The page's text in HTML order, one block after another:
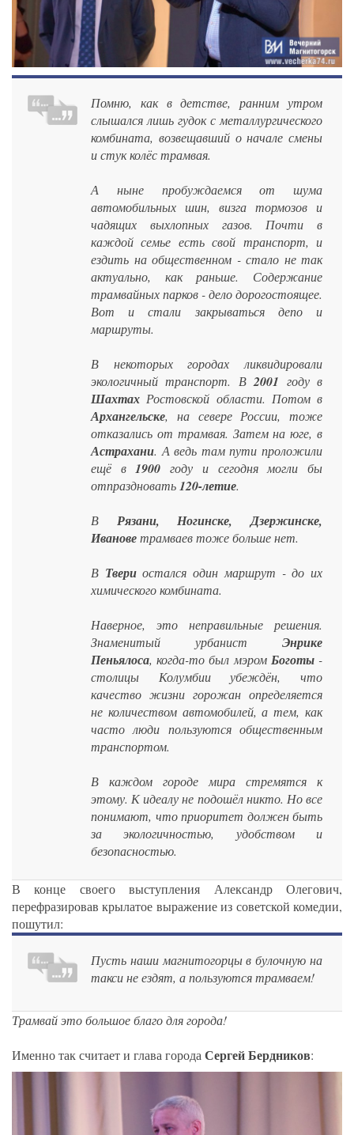
Помню, как в детстве, ранним утром
слышался лишь гудок с металлургического
комбината, возвещавший о начале смены
и стук колёс трамвая.
А ныне пробуждаемся от шума
автомобильных шин, визга тормозов и
чадящих выхлопных газов. Почти в
каждой семье есть свой транспорт, и
ездить на общественном - стало не так
актуально, как раньше. Содержание
трамвайных парков - дело дорогостоящее.
Вот и стали закрываться депо и
маршруты.
В некоторых городах ликвидировали
экологичный транспорт. В2001 году в
Шахтах Ростовской области. Потом в
Архангельске, на севере России, тоже
отказались от трамвая. Затем на юге, в
Астрахани. А ведь там пути проложили
ещё в 1900 году и сегодня могли бы
отпраздновать120-летие.
В Рязани, Ногинске, Дзержинске,
Ивановетрамваев тоже больше нет.
В Твериостался один маршрут - до их
химического комбината.
Наверное, это неправильные решения.
Знаменитый урбанист Энрике
Пеньялоса, когда-то был мэром Боготы-
столицы Колумбии убеждён, что
качество жизни горожан определяется
не количеством автомобилей, а тем, как
часто люди пользуются общественным
транспортом.
В каждом городе мира стремятся к
этому. К идеалу не подошёл никто. Но все
понимают, что приоритет должен быть
за экологичностью, удобством и
безопасностью.
В конце своего выступления Александр Олегович,
перефразировав крылатое выражение из советской комедии,
пошутил:
Пусть наши магнитогорцы в булочную на
такси не ездят, а пользуются трамваем!
Трамвай это большое благо для города!
Именно так считает и глава города Сергей Бердников: